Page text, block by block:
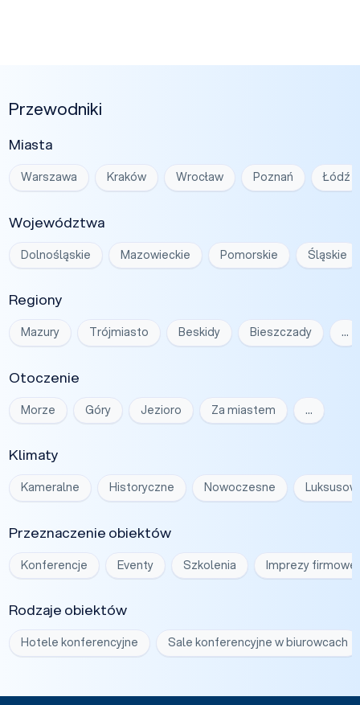
Przewodniki
Miasta
Warszawa Kraków Wrocław Poznań Łódź
Województwa
Dolnośląskie Mazowieckie Pomorskie Śląskie
Regiony
Mazury Trójmiasto Beskidy Bieszczady …
Otoczenie
Morze Góry Jezioro Za miastem …
Klimaty
Kameralne Historyczne Nowoczesne
Przeznaczenie obiektów
Konferencje Eventy Szkolenia Imprezy firmowe
Rodzaje obiektów
Hotele konferencyjne Sale konferencyjne w biurowcach